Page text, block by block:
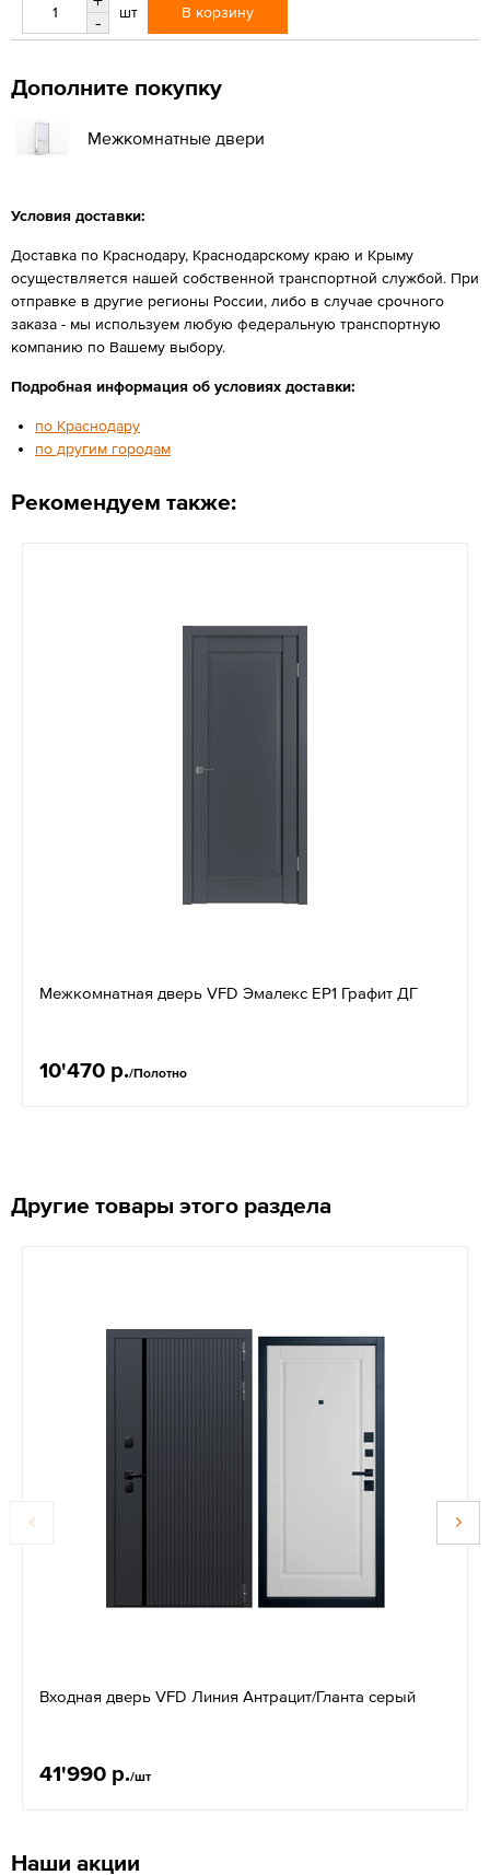
-
шт В корзину
Дополните покупку
Межкомнатные двери
Условия доставки:
Доставка по Краснодару, Краснодарскому краю и Крыму
осуществляется нашей собственной транспортной службой. При
отправке в другие регионы России, либо в случае срочного
заказа - мы используем любую федеральную транспортную
компанию по Вашему выбору.
Подробная информация об условиях доставки:
по Краснодару
по другим городам
Рекомендуем также:
Межкомнатная дверь VFD Эмалекс EР1 Графит ДГ
10'470 р./Полотно
Другие товары этого раздела
Входная дверь VFD Линия Антрацит/Гланта серый
41'990 р./шт
Наши акции